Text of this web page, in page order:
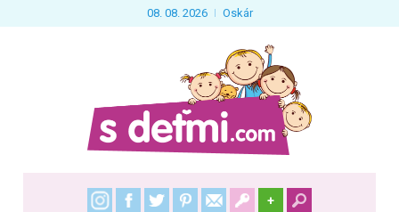
08. 08. 2026 Oskár
+